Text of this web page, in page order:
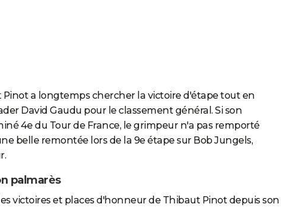
Pinot a longtemps chercher la victoire d'étape tout en
David Gaudu pour le classement général. Si son
4e du Tour de France, le grimpeur n'a pas remporté
belle remontée lors de la 9e étape sur Bob Jungels,
palmarès
victoires et places d'honneur de Thibaut Pinot depuis son